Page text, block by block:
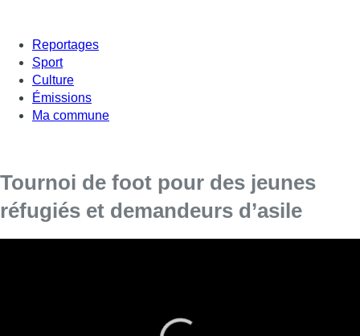
Reportages
Sport
Culture
Émissions
Ma commune
Tournoi de foot pour des jeunes
réfugiés et demandeurs d’asile
Venus de quinze centres Fedasil et Croix-Rouge, ces mineurs